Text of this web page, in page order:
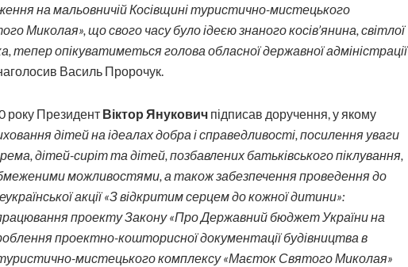
на мальовничій Косівщині туристично-мистецького
Миколая», що свого часу було ідеєю знаного косів’янина, світлої
тепер опікуватиметься голова обласної державної адміністрації
Василь Пророчук.
року Президент Віктор Янукович підписав доручення, у якому
дітей на ідеалах добра і справедливості, посилення уваги
дітей-сиріт та дітей, позбавлених батьківського піклування,
можливостями, а також забезпечення проведення до
акції «З відкритим серцем до кожної дитини»:
проекту Закону «Про Державний бюджет України на
проектно-кошторисної документації будівництва в
мистецького комплексу «Маєток Святого Миколая»